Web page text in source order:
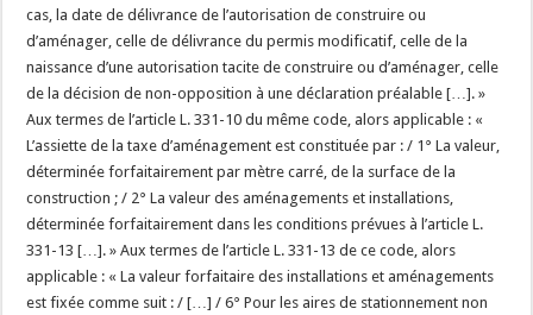
cas, la date de délivrance de l’autorisation de construire ou
d’aménager, celle de délivrance du permis modificatif, celle de la
naissance d’une autorisation tacite de construire ou d’aménager, celle
de la décision de non-opposition à une déclaration préalable […]. »
Aux termes de l’article L. 331-10 du même code, alors applicable : «
L’assiette de la taxe d’aménagement est constituée par : / 1° La valeur,
déterminée forfaitairement par mètre carré, de la surface de la
construction ; / 2° La valeur des aménagements et installations,
déterminée forfaitairement dans les conditions prévues à l’article L.
331-13 […]. » Aux termes de l’article L. 331-13 de ce code, alors
applicable : « La valeur forfaitaire des installations et aménagements
est fixée comme suit : / […] / 6° Pour les aires de stationnement non